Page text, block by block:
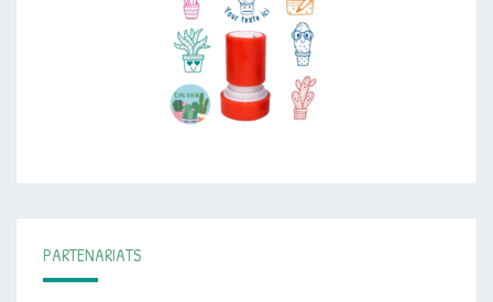
PARTENARIATS